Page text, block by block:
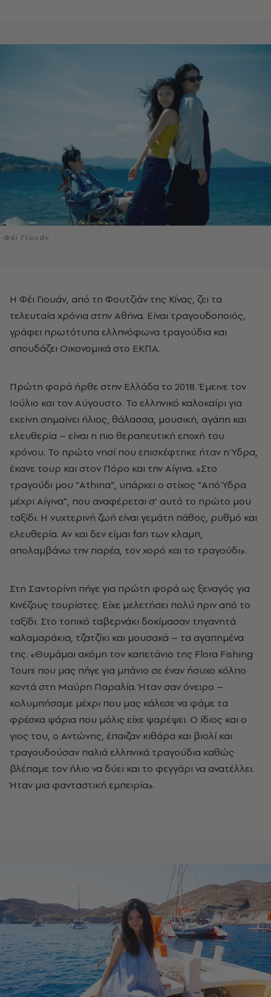
Φέι Γιουάν
Η Φέι Γιουάν, από τη Φουτζιάν της Κίνας, ζει τα
τελευταία χρόνια στην Αθήνα. Είναι τραγουδοποιός,
γράφει πρωτότυπα ελληνόφωνα τραγούδια και
σπουδάζει Οικονομικά στο ΕΚΠΑ.
Πρώτη φορά ήρθε στην Ελλάδα το 2018. Έμεινε τον
Ιούλιο και τον Αύγουστο. Το ελληνικό καλοκαίρι για
εκείνη σημαίνει ήλιος, θάλασσα, μουσική, αγάπη και
ελευθερία – είναι η πιο θεραπευτική εποχή του
χρόνου. Το πρώτο νησί που επισκέφτηκε ήταν η Ύδρα,
έκανε τουρ και στον Πόρο και την Αίγινα. «Στο
τραγούδι μου “Athina”, υπάρχει ο στίχος “Από Ύδρα
μέχρι Αίγινα”, που αναφέρεται σ’ αυτό το πρώτο μου
ταξίδι. Η νυχτερινή ζωή είναι γεμάτη πάθος, ρυθμό και
ελευθερία. Αν και δεν είμαι fan των κλαμπ,
απολαμβάνω την παρέα, τον χορό και το τραγούδι».
Στη Σαντορίνη πήγε για πρώτη φορά ως ξεναγός για
Κινέζους τουρίστες. Είχε μελετήσει πολύ πριν από το
ταξίδι. Στο τοπικό ταβερνάκι δοκίμασαν τηγανητά
καλαμαράκια, τζατζίκι και μουσακά – τα αγαπημένα
της. «Θυμάμαι ακόμη τον καπετάνιο της Flora Fishing
Tours που μας πήγε για μπάνιο σε έναν ήσυχο κόλπο
κοντά στη Μαύρη Παραλία. Ήταν σαν όνειρο –
κολυμπήσαμε μέχρι που μας κάλεσε να φάμε τα
φρέσκα ψάρια που μόλις είχε ψαρέψει. Ο ίδιος και ο
γιος του, ο Αντώνης, έπαιζαν κιθάρα και βιολί και
τραγουδούσαν παλιά ελληνικά τραγούδια καθώς
βλέπαμε τον ήλιο να δύει και το φεγγάρι να ανατέλλει.
Ήταν μια φανταστική εμπειρία».